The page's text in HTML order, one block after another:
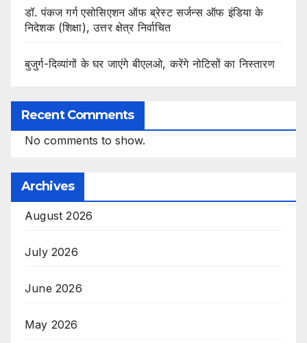
डॉ. पंकज गर्ग एसोसिएशन ऑफ ब्रेस्ट सर्जन्स ऑफ इंडिया के
निदेशक (शिक्षा), उत्तर क्षेत्र निर्वाचित
बुजुर्ग-दिव्यांगों के घर जाएंगे बीएलओ, करेंगे नोटिसों का निस्तारण
Recent Comments
No comments to show.
Archives
August 2026
July 2026
June 2026
May 2026